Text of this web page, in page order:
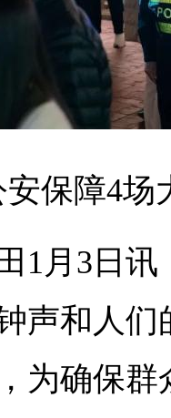
保障4场
1月3日
声和人
为确保